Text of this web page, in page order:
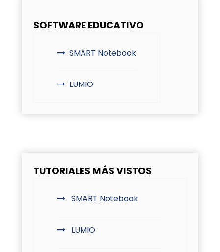
SOFTWARE EDUCATIVO
SMART Notebook
LUMIO
TUTORIALES MÁS VISTOS
SMART Notebook
LUMIO